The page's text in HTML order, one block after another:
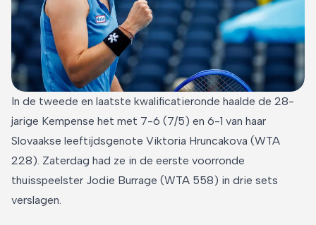
In de tweede en laatste kwalificatieronde haalde de 28-
jarige Kempense het met 7-6 (7/5) en 6-1 van haar
Slovaakse leeftijdsgenote Viktoria Hruncakova (WTA
228). Zaterdag had ze in de eerste voorronde
thuisspeelster Jodie Burrage (WTA 558) in drie sets
verslagen.